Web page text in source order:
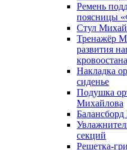
Ремень
поясницы
Стул
Тренажёр
развития
Накладка
сиденье
Подушка
Михайлова
секций
Решетка-